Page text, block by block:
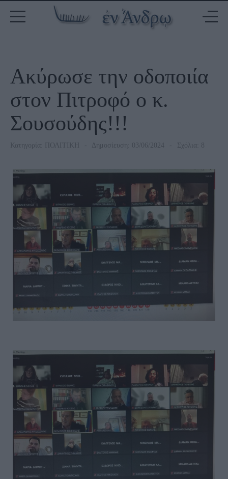
Ακύρωσε την οδοποιία
στον Πιτροφό ο κ.
Σουσούδης!!!
Κατηγορία: ΠΟΛΙΤΙΚΗ Δημοσίευση: 03/06/2024 Σχόλια: 8